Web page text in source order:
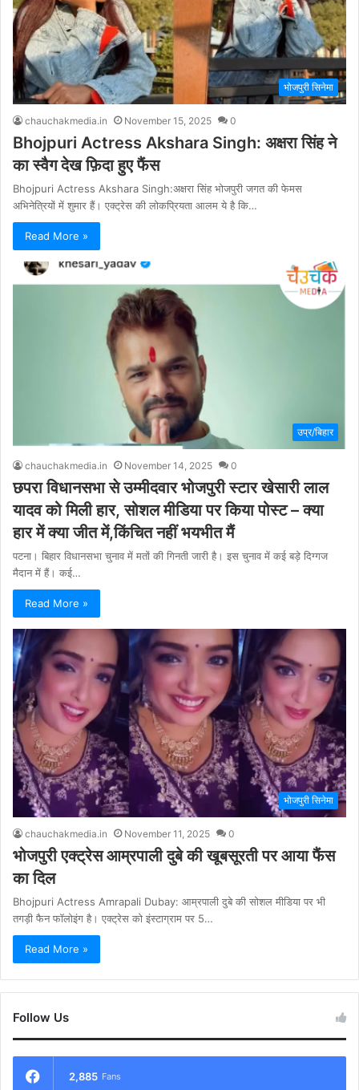
भोजपुरी सिनेमा
chauchakmedia.in November 15, 2025 0
Bhojpuri Actress Akshara Singh: अक्षरा सिंह ने
का स्वैग देख फ़िदा हुए फैंस
Bhojpuri Actress Akshara Singh:अक्षरा सिंह भोजपुरी जगत की फेमस
अभिनेत्रियों में शुमार हैं। एक्ट्रेस की लोकप्रियता आलम ये है कि…
Read More »
उप्र/बिहार
chauchakmedia.in November 14, 2025 0
छपरा विधानसभा से उम्मीदवार भोजपुरी स्टार खेसारी लाल
यादव को मिली हार, सोशल मीडिया पर किया पोस्ट – क्या
हार में क्या जीत में,किंचित नहीं भयभीत मैं
पटना। बिहार विधानसभा चुनाव में मतों की गिनती जारी है। इस चुनाव में कई बड़े दिग्गज
मैदान में हैं। कई…
Read More »
भोजपुरी सिनेमा
chauchakmedia.in November 11, 2025 0
भोजपुरी एक्ट्रेस आम्रपाली दुबे की खूबसूरती पर आया फैंस
का दिल
Bhojpuri Actress Amrapali Dubay: आम्रपाली दुबे की सोशल मीडिया पर भी
तगड़ी फैन फॉलोइंग है। एक्ट्रेस को इंस्टाग्राम पर 5…
Read More »
Follow Us
2,885 Fans